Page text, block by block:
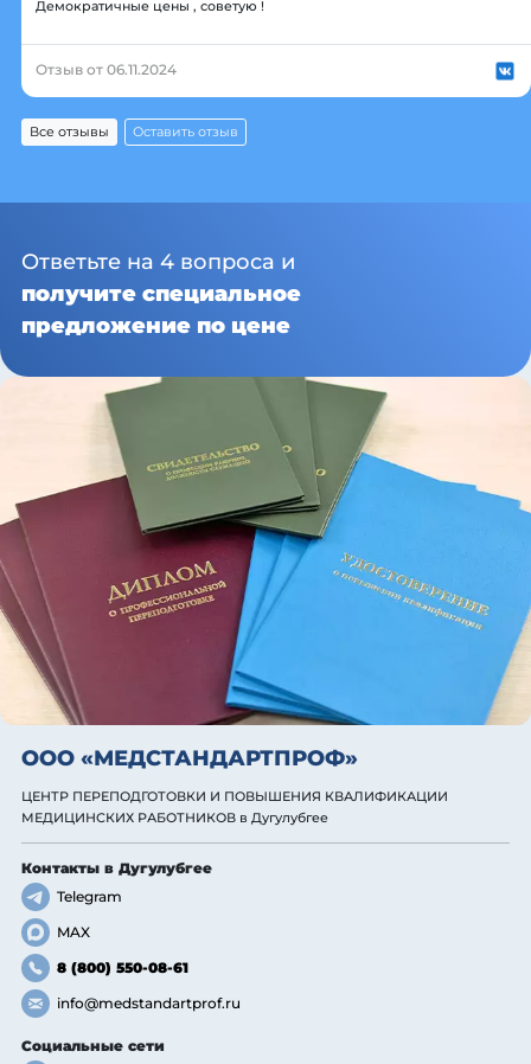
Демократичные цены , советую !
Отзыв от 06.11.2024
Все отзывы Оставить отзыв
Ответьте на 4 вопроса и
получите специальное
предложение по цене
ООО «МЕДСТАНДАРТПРОФ»
ЦЕНТР ПЕРЕПОДГОТОВКИ И ПОВЫШЕНИЯ КВАЛИФИКАЦИИ
МЕДИЦИНСКИХ РАБОТНИКОВ в Дугулубгее
Контакты в Дугулубгее
Telegram
MAX
8 (800) 550-08-61
info@medstandartprof.ru
Социальные сети